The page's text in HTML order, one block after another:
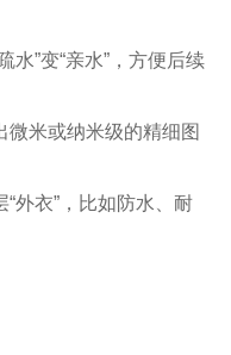
水”变“亲水”，方便后续
米或纳米级的精细图
外衣”，比如防水、耐